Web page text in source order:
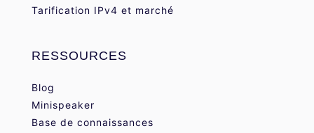
Tarification IPv4 et marché
RESSOURCES
Blog
Minispeaker
Base de connaissances